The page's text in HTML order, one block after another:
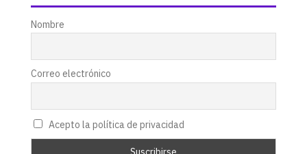
Nombre
Correo electrónico
Acepto la política de privacidad